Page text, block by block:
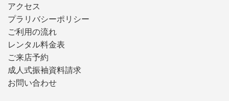
アクセス
プラリバシーポリシー
ご利用の流れ
レンタル料金表
ご来店予約
成人式振袖資料請求
お問い合わせ